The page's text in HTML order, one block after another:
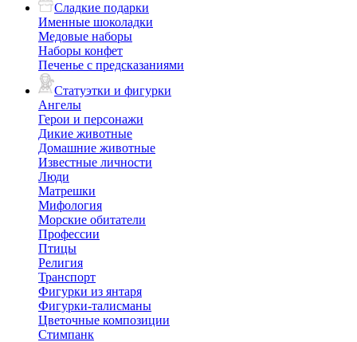
Сладкие подарки
Именные шоколадки
Медовые наборы
Наборы конфет
Печенье с предсказаниями
Статуэтки и фигурки
Ангелы
Герои и персонажи
Дикие животные
Домашние животные
Известные личности
Люди
Матрешки
Мифология
Морские обитатели
Профессии
Птицы
Религия
Транспорт
Фигурки из янтаря
Фигурки-талисманы
Цветочные композиции
Стимпанк